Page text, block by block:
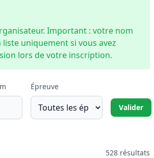
Important : votre nom
uniquement si vous avez
lors de votre inscription.
Épreuve
528 résultats